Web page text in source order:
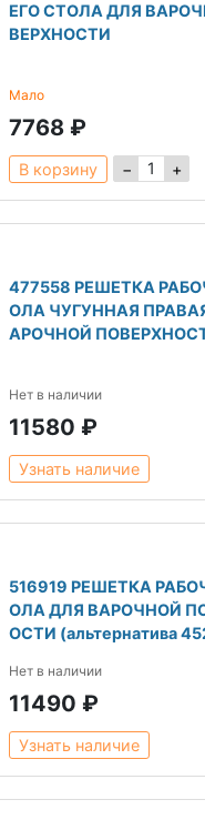
ЕГО СТОЛА ДЛЯ
ВЕРХНОСТИ
Мало
7768 ₽
В корзину − 1 +
477558 РЕШЕТКА
ОЛА ЧУГУННАЯ
АРОЧНОЙ
Нет в наличии
11580 ₽
Узнать наличие
516919 РЕШЕТКА
ОЛА ДЛЯ ВАРОЧНОЙ
ОСТИ (альтернатива
Нет в наличии
11490 ₽
Узнать наличие